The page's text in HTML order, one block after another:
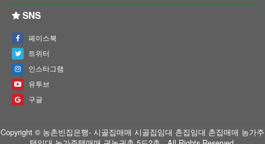
SNS
페이스북
트위터
인스타그램
유투브
구글
Copyright © 농촌빈집은행- 시골집매매 시골집임대 촌집임대 촌집매매 농가주